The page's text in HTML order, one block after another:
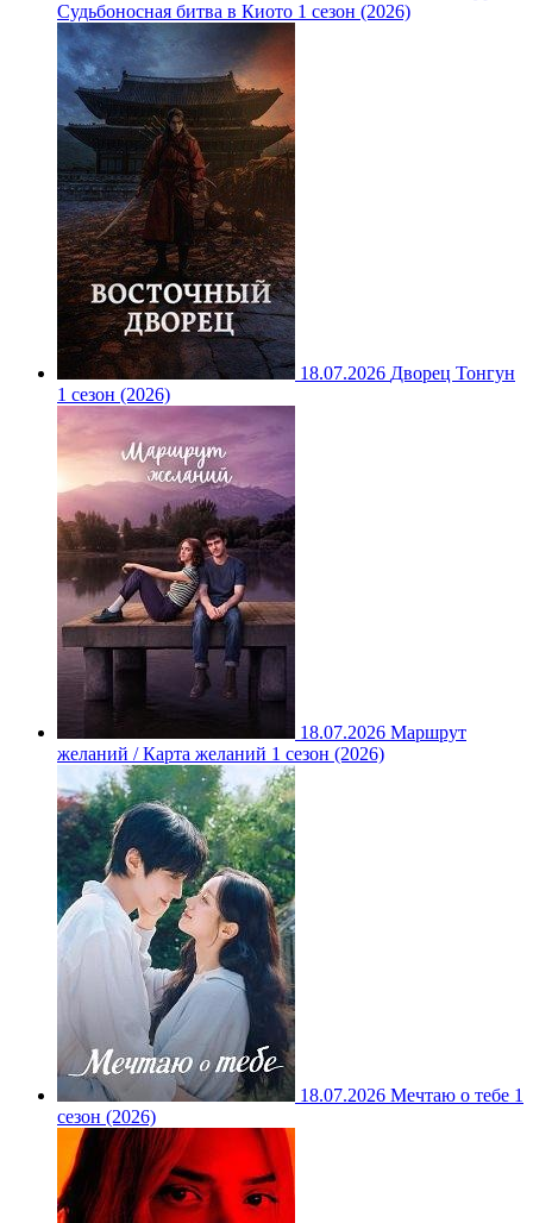
Судьбоносная битва в Киото 1 сезон (2026)
18.07.2026 Дворец Тонгун
1 сезон (2026)
18.07.2026 Маршрут
желаний / Карта желаний 1 сезон (2026)
18.07.2026 Мечтаю о тебе 1
сезон (2026)